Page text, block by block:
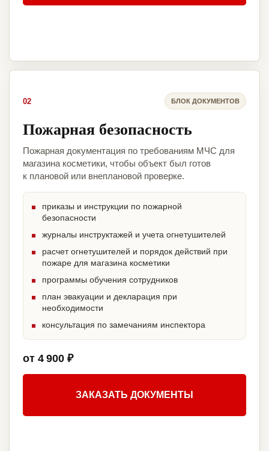
02 БЛОК ДОКУМЕНТОВ
Пожарная безопасность
Пожарная документация по требованиям МЧС для
магазина косметики, чтобы объект был готов
к плановой или внеплановой проверке.
приказы и инструкции по пожарной
безопасности
журналы инструктажей и учета огнетушителей
расчет огнетушителей и порядок действий при
пожаре для магазина косметики
программы обучения сотрудников
план эвакуации и декларация при
необходимости
консультация по замечаниям инспектора
от 4 900 ₽
ЗАКАЗАТЬ ДОКУМЕНТЫ